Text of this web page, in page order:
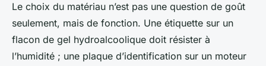
Le choix du matériau n’est pas une question de goût
seulement, mais de fonction. Une étiquette sur un
flacon de gel hydroalcoolique doit résister à
l’humidité ; une plaque d’identification sur un moteur